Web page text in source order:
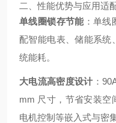
二、性能优势与应用适
单线圈锁存节能 ：单
配智能电表、储能系统
统能耗。
大电流高密度设计 ：
mm 尺寸，节省安装空
电机控制等嵌入式与密